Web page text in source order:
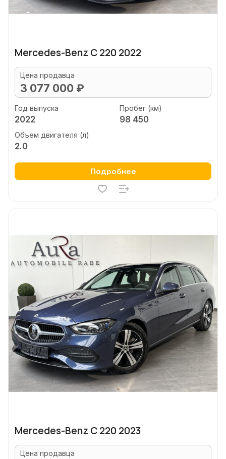
Mercedes-Benz C 220 2022
Цена продавца
3 077 000 ₽
Год выпуска
2022
Пробег (км)
98 450
Объем двигателя (л)
2.0
Подробнее
Mercedes-Benz C 220 2023
Цена продавца